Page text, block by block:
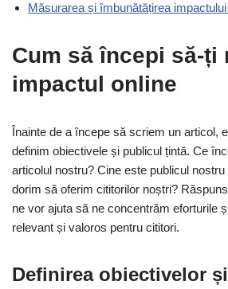
Măsurarea și îmbunătățirea
Cum să începi să-ți
impactul online
Înainte de a începe să scriem un articol,
definim obiectivele și publicul țintă. Ce
articolul nostru? Cine este publicul
dorim să oferim cititorilor noștri?
ne vor ajuta să ne concentrăm eforturile
relevant și valoros pentru cititori.
Definirea obiectivelor